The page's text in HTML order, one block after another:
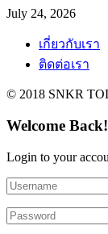
July 24, 2026
เกี่ยวกับเรา
ติดต่อเรา
© 2018 SNKR
Welcome Back!
Login to your